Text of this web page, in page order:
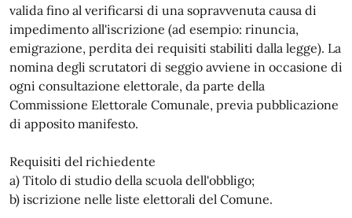
valida fino al verificarsi di una sopravvenuta causa di
impedimento all'iscrizione (ad esempio: rinuncia,
emigrazione, perdita dei requisiti stabiliti dalla legge). La
nomina degli scrutatori di seggio avviene in occasione di
ogni consultazione elettorale, da parte della
Commissione Elettorale Comunale, previa pubblicazione
di apposito manifesto.
Requisiti del richiedente
a) Titolo di studio della scuola dell'obbligo;
b) iscrizione nelle liste elettorali del Comune.